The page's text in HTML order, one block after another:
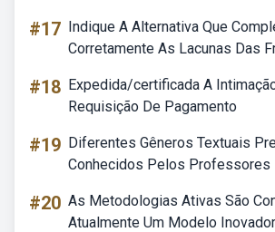
#17 Indique A Alternativa Que
Corretamente As Lacunas Das
#18 Expedida/certificada A
Requisição De Pagamento
#19 Diferentes Gêneros Textuais
Conhecidos Pelos Professores
#20 As Metodologias Ativas São
Atualmente Um Modelo Inovador